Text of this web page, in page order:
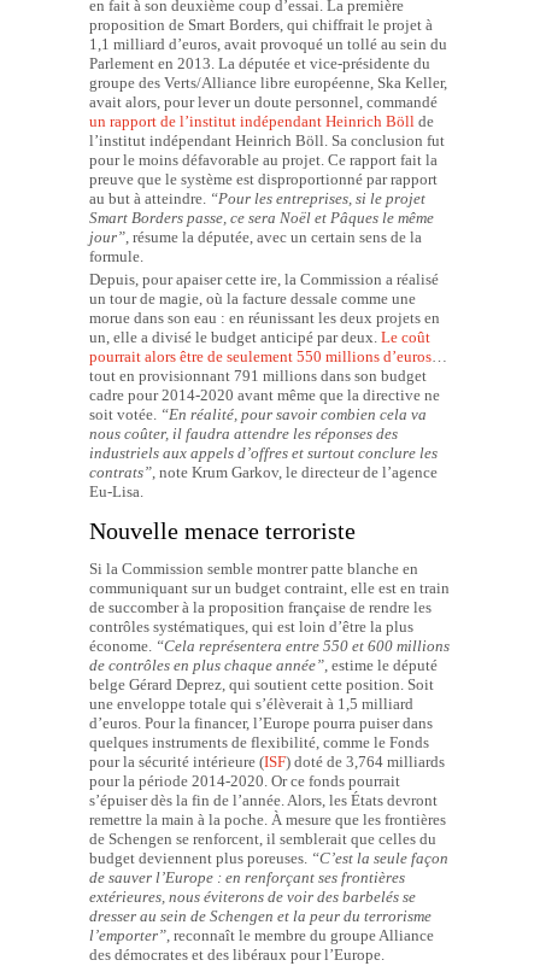
en fait à son deuxième coup d’essai. La première
proposition de Smart Borders, qui chiffrait le projet à
1,1 milliard d’euros, avait provoqué un tollé au sein du
Parlement en 2013. La députée et vice-présidente du
groupe des Verts/Alliance libre européenne, Ska Keller,
avait alors, pour lever un doute personnel, commandé
un rapport de l’institut indépendant Heinrich Böll de
l’institut indépendant Heinrich Böll. Sa conclusion fut
pour le moins défavorable au projet. Ce rapport fait la
preuve que le système est disproportionné par rapport
au but à atteindre. “Pour les entreprises, si le projet
Smart Borders passe, ce sera Noël et Pâques le même
jour” , résume la députée, avec un certain sens de la
formule.
Depuis, pour apaiser cette ire, la Commission a réalisé
un tour de magie, où la facture dessale comme une
morue dans son eau : en réunissant les deux projets en
un, elle a divisé le budget anticipé par deux. Le coût
pourrait alors être de seulement 550 millions d’euros
tout en provisionnant 791 millions dans son budget
cadre pour 2014-2020 avant même que la directive ne
soit votée. “En réalité, pour savoir combien cela va
nous coûter, il faudra attendre les réponses des
industriels aux appels d’offres et surtout conclure les
contrats” , note Krum Garkov, le directeur de l’agence
Eu-Lisa.
Nouvelle menace terroriste
Si la Commission semble montrer patte blanche en
communiquant sur un budget contraint, elle est en train
de succomber à la proposition française de rendre les
contrôles systématiques, qui est loin d’être la plus
économe. “Cela représentera entre 550 et 600 millions
de contrôles en plus chaque année”, estime le député
belge Gérard Deprez, qui soutient cette position. Soit
une enveloppe totale qui s’élèverait à 1,5 milliard
d’euros. Pour la financer, l’Europe pourra puiser dans
quelques instruments de flexibilité, comme le Fonds
pour la sécurité intérieure (ISF) doté de 3,764 milliards
pour la période 2014-2020. Or ce fonds pourrait
s’épuiser dès la fin de l’année. Alors, les États devront
remettre la main à la poche. À mesure que les frontières
de Schengen se renforcent, il semblerait que celles du
budget deviennent plus poreuses. “C’est la seule façon
de sauver l’Europe : en renforçant ses frontières
extérieures, nous éviterons de voir des barbelés se
dresser au sein de Schengen et la peur du terrorisme
l’emporter”, reconnaît le membre du groupe Alliance
des démocrates et des libéraux pour l’Europe.